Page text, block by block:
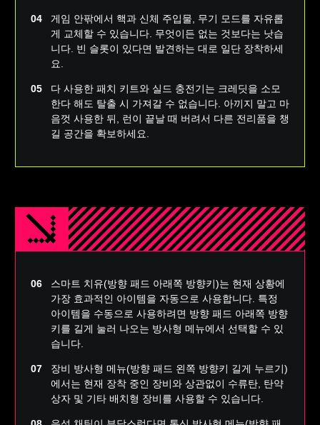
게임 안팎에서 핵과 신체 주입물, 무기 모드를 자유롭
게 교체할 수 있습니다. 무엇이든 없는 것보다는 낫습
니다. 빈 슬롯이 있다면 발견하는 대로 일단 장착하세
요.
다 사용한 패치 키트와 실드 충전기는 크레딧을 소모
한다 해도 탈출 시 가져갈 수 없습니다. 아끼지 말고 마
음껏 사용한 뒤, 런이 끝날 때 버려서 다른 전리품을 챙
길 공간을 확보하세요.
스마트 치유(방향 패드 아래쪽 방향키)는 현재 상황에
가장 효과적인 아이템을 자동으로 사용합니다. 특정
아이템을 수동으로 사용하려면 방향 패드 아래쪽 방향
키를 길게 눌러 나오는 방사형 메뉴에서 선택할 수 있
습니다.
장비 방사형 메뉴(방향 패드 왼쪽 방향키 길게 누르기)
에서는 현재 장착 중인 장비와 상관없이 수류탄, 탄약
상자 및 기타 배치형 장비를 사용할 수 있습니다.